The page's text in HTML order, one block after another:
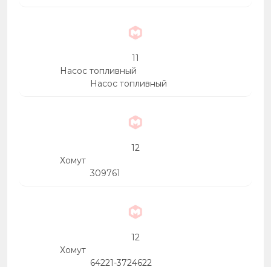
11
Насос топливный
Насос топливный
12
Хомут
309761
12
Хомут
64221-3724622